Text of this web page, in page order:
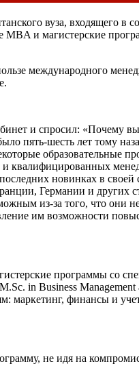
вуза, входящего в
MBA и магистерские
международного
и спросил: «Почему
пять-шесть лет тому
образовательные
и квалифицированных
новинках в своей
Германии и других
из-за того, что они
им возможности
программы со
in Business Management
маркетинг, финансы и
не идя на